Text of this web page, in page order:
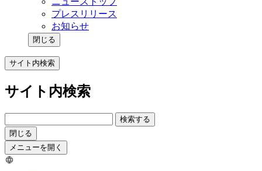
プレスリリース
お知らせ
閉じる
サイト内検索
サイト内検索
検索する
閉じる
メニューを開く